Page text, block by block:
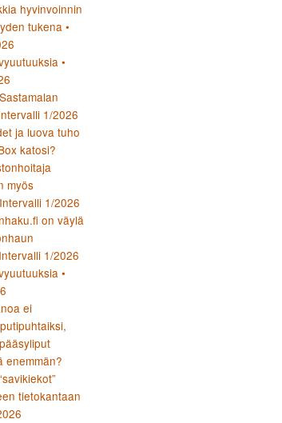
hyvinvoinnin
tukena •
•
1/2026
ja luova tuho
katosi?
myös
1/2026
on väylä
1/2026
•
ei
enemmän?
tietokantaan